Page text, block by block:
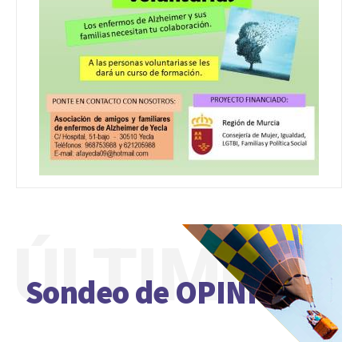
Sondeo de OPINIÓN
ÚLTIMO